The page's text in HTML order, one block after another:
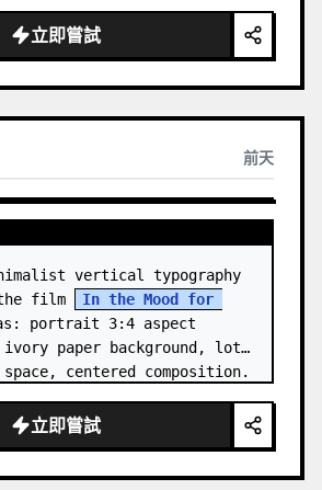
gently smellin…
立即嘗試
前天
vertical typography
film
In the Mood for
portrait 3:4 aspect
paper background, lots
centered composition.
立即嘗試